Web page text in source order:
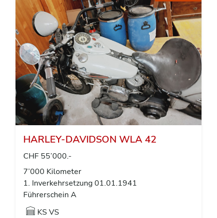
HARLEY-DAVIDSON WLA 42
CHF 55’000.-
7’000 Kilometer
1. Inverkehrsetzung 01.01.1941
Führerschein A
KS VS